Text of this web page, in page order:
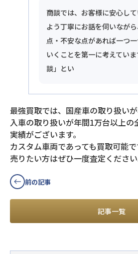
商談では、お客様に安心し
よう丁寧にお話を伺いなが
点・不安な点があれば一つ
いくことを第一に考えてい
談」とい
最強買取では、国産車の取り扱い
入車の取り扱いが年間1万台以上の
実績がございます。
カスタム車両であっても買取可能
売りたい方はぜひ一度査定ください
前の記事
記事一覧